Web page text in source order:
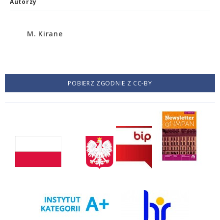
Autorzy
M. Kirane
POBIERZ ZGODNIE Z CC-BY